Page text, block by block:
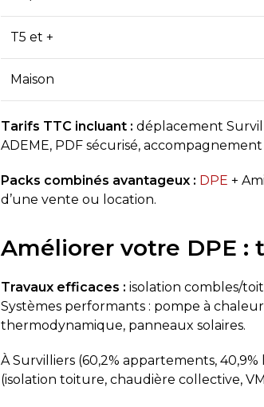
T5 et +
Maison
Tarifs TTC incluant : déplacement
ADEME, PDF sécurisé,
Packs combinés avantageux : DPE +
d’une vente ou location.
Améliorer votre DPE :
Travaux efficaces : isolation combles/
Systèmes performants : pompe à
thermodynamique, panneaux solaires.
À Survilliers (60,2% appartements,
(isolation toiture, chaudière collective,